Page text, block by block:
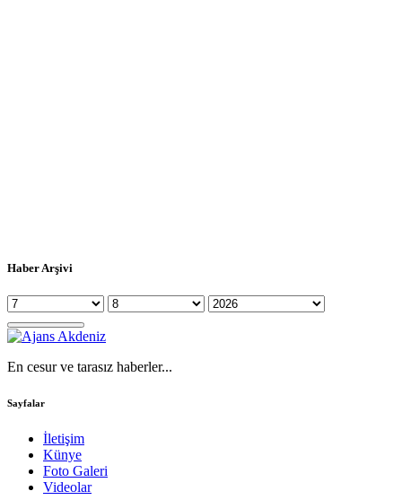
Haber Arşivi
En cesur ve tarasız haberler...
Sayfalar
İletişim
Künye
Foto Galeri
Videolar